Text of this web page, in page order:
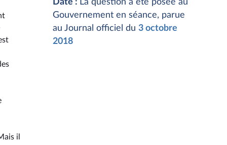
il
Date : La question a été posée au
Gouvernement en séance, parue
au Journal officiel du 3 octobre
2018